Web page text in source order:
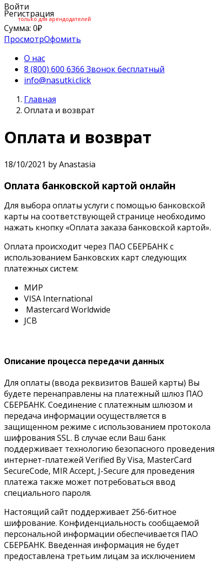
Войти
Регистрация
только для арендодателей
Сумма: 0₽
ПросмотрОфомить
О нас
8 (800) 600 6366 Звонок бесплатный
info@nasutki.click
Главная
Оплата и возврат
Оплата и возврат
18/10/2021 by Anastasia
Оплата банковской картой онлайн
Для выбора оплаты услуги с помощью банковской
карты на соответствующей странице необходимо
нажать кнопку «Оплата заказа банковской картой».
Оплата происходит через ПАО СБЕРБАНК с
использованием Банковских карт следующих
платежных систем:
МИР
VISA International
Mastercard Worldwide
JCB
Описание процесса передачи данных
Для оплаты (ввода реквизитов Вашей карты) Вы
будете перенаправлены на платежный шлюз ПАО
СБЕРБАНК. Соединение с платежным шлюзом и
передача информации осуществляется в
защищенном режиме с использованием протокола
шифрования SSL. В случае если Ваш банк
поддерживает технологию безопасного проведения
интернет-платежей Verified By Visa, MasterCard
SecureCode, MIR Accept, J-Secure для проведения
платежа также может потребоваться ввод
специального пароля.
Настоящий сайт поддерживает 256-битное
шифрование. Конфиденциальность сообщаемой
персональной информации обеспечивается ПАО
СБЕРБАНК. Введенная информация не будет
предоставлена третьим лицам за исключением